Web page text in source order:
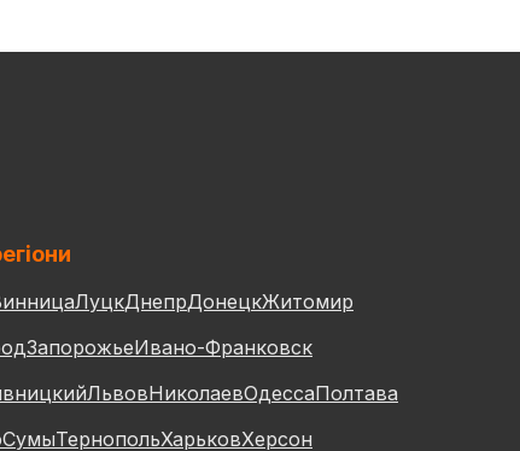
ЛуцкДнепрДонецкЖитомир
ЗапорожьеИвано-Франковск
ЛьвовНиколаевОдессаПолтава
СумыТернопольХарьковХерсон